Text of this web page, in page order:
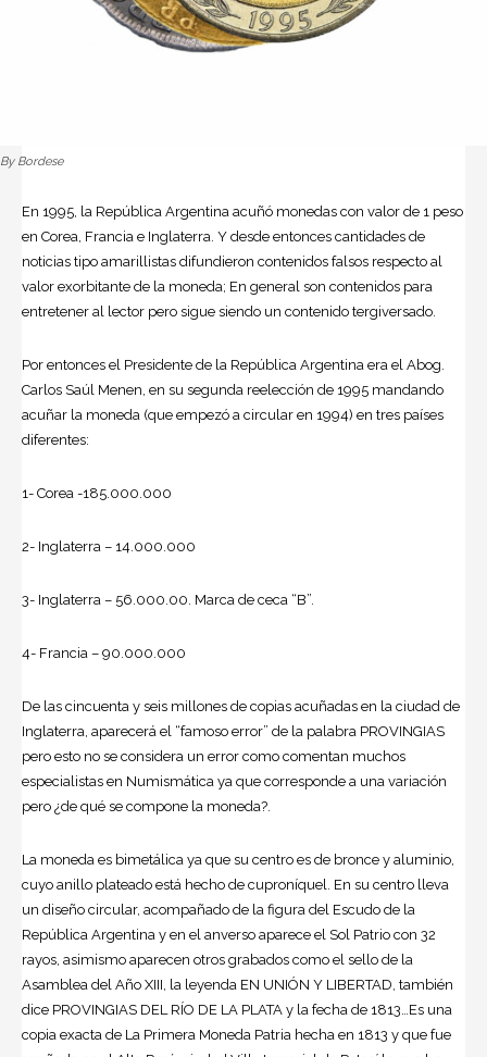
By Bordese
En 1995, la República Argentina acuñó monedas con valor de 1 peso
en Corea, Francia e Inglaterra. Y desde entonces cantidades de
noticias tipo amarillistas difundieron contenidos falsos respecto al
valor exorbitante de la moneda; En general son contenidos para
entretener al lector pero sigue siendo un contenido tergiversado.
Por entonces el Presidente de la República Argentina era el Abog.
Carlos Saúl Menen, en su segunda reelección de 1995 mandando
acuñar la moneda (que empezó a circular en 1994) en tres países
diferentes:
1- Corea -185.000.000
2- Inglaterra – 14.000.000
3- Inglaterra – 56.000.00. Marca de ceca “B”.
4- Francia – 90.000.000
De las cincuenta y seis millones de copias acuñadas en la ciudad de
Inglaterra, aparecerá el “famoso error” de la palabra PROVINGIAS
pero esto no se considera un error como comentan muchos
especialistas en Numismática ya que corresponde a una variación
pero ¿de qué se compone la moneda?.
La moneda es bimetálica ya que su centro es de bronce y aluminio,
cuyo anillo plateado está hecho de cuproníquel. En su centro lleva
un diseño circular, acompañado de la figura del Escudo de la
República Argentina y en el anverso aparece el Sol Patrio con 32
rayos, asimismo aparecen otros grabados como el sello de la
Asamblea del Año XIII, la leyenda EN UNIÓN Y LIBERTAD, también
dice PROVINGIAS DEL RÍO DE LA PLATA y la fecha de 1813…Es una
copia exacta de La Primera Moneda Patria hecha en 1813 y que fue